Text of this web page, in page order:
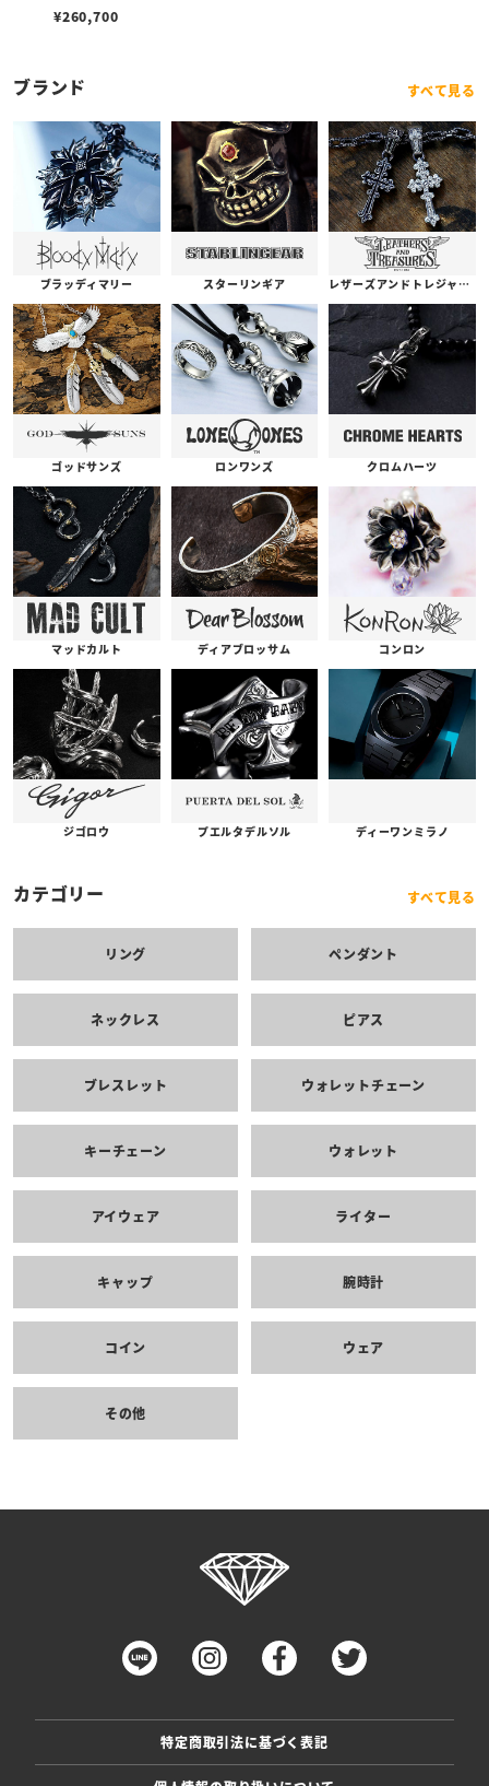
¥260,700
ブランド すべて見る
ブラッディマリー スターリンギア レザーズアンドトレジャーズ
ゴッドサンズ ロンワンズ クロムハーツ
マッドカルト ディアブロッサム コンロン
ジゴロウ プエルタデルソル ディーワンミラノ
カテゴリー すべて見る
リング ペンダント
ネックレス ピアス
ブレスレット ウォレットチェーン
キーチェーン ウォレット
アイウェア ライター
キャップ 腕時計
コイン ウェア
その他
特定商取引法に基づく表記